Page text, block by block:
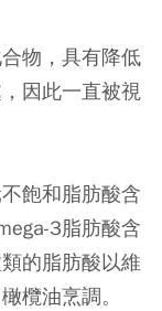
物，具有降低
因此一直被視
飽和脂肪酸含
3脂肪酸含
的脂肪酸以維
欖油烹調。